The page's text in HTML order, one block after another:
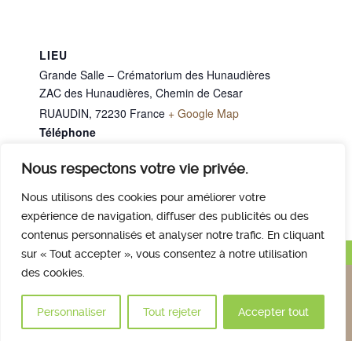
Nous respectons votre vie privée.
Nous utilisons des cookies pour améliorer votre
expérience de navigation, diffuser des publicités ou des
contenus personnalisés et analyser notre trafic. En cliquant
sur « Tout accepter », vous consentez à notre utilisation
des cookies.
Personnaliser Tout rejeter Accepter tout
LIEU
Grande Salle – Crématorium des Hunaudières
ZAC des Hunaudières, Chemin de Cesar
RUAUDIN, 72230 France + Google Map
Téléphone
M. ERVE Clotaire M. JARRY Pascal
Haut de page
Nous contacter
Plan et accès
Mentions légales
© 2017 Crématorium des Hunaudières